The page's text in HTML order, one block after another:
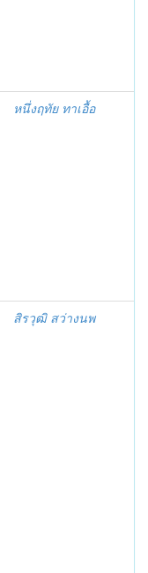
หนึ่งฤทัย ทาเอื้อ
สิรวุฒิ สว่างนพ